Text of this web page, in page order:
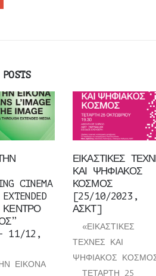
POSTS
CINEMA
ΚΕΝΤΡΟ
11/12,
ΕΙΚΟΝΑ
ΕΙΚΑΣΤΙΚΕΣ
ΚΑΙ ΨΗΦΙΑΚΟΣ
ΚΟΣΜΟΣ
[25/10/2023,
ΑΣΚΤ]
«ΕΙΚΑΣΤΙΚΕΣ
ΤΕΧΝΕΣ ΚΑΙ
ΨΗΦΙΑΚΟΣ
ΤΕΤΑΡΤΗ 25